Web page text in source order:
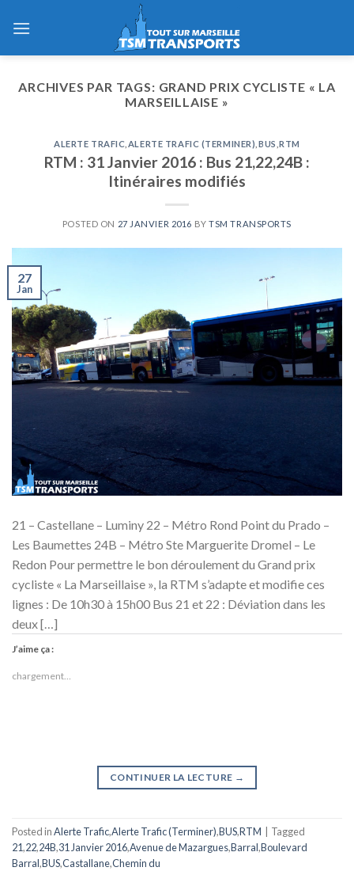
ARCHIVES PAR TAGS: GRAND PRIX CYCLISTE « LA
MARSEILLAISE »
ALERTE TRAFIC ALERTE TRAFIC (TERMINER) BUS ,RTM
RTM : 31 Janvier 2016 : Bus 21,22,24B :
Itinéraires modifiés
POSTED ON 27 JANVIER 2016 BYTSM TRANSPORTS
27
Jan
21 – Castellane – Luminy 22 – Métro Rond Point du Prado –
Les Baumettes 24B – Métro Ste Marguerite Dromel – Le
Redon Pour permettre le bon déroulement du Grand prix
cycliste « La Marseillaise », la RTM s’adapte et modifie ces
lignes : De 10h30 à 15h00 Bus 21 et 22 : Déviation dans les
deux […]
J’aime ça :
chargement…
CONTINUER LA LECTURE →
Posted inAlerte Trafic,Alerte Trafic (Terminer),BUS,RTM
Tagged
21,22,24B,31 Janvier 2016,Avenue de Mazargues,Barral,Boulevard
Barral,BUS,Castallane,Chemin du